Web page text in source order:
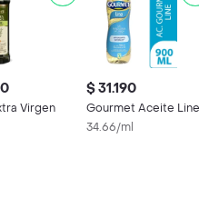
Virgen
$ 31.190
Gourmet Aceite Line
34.66/ml